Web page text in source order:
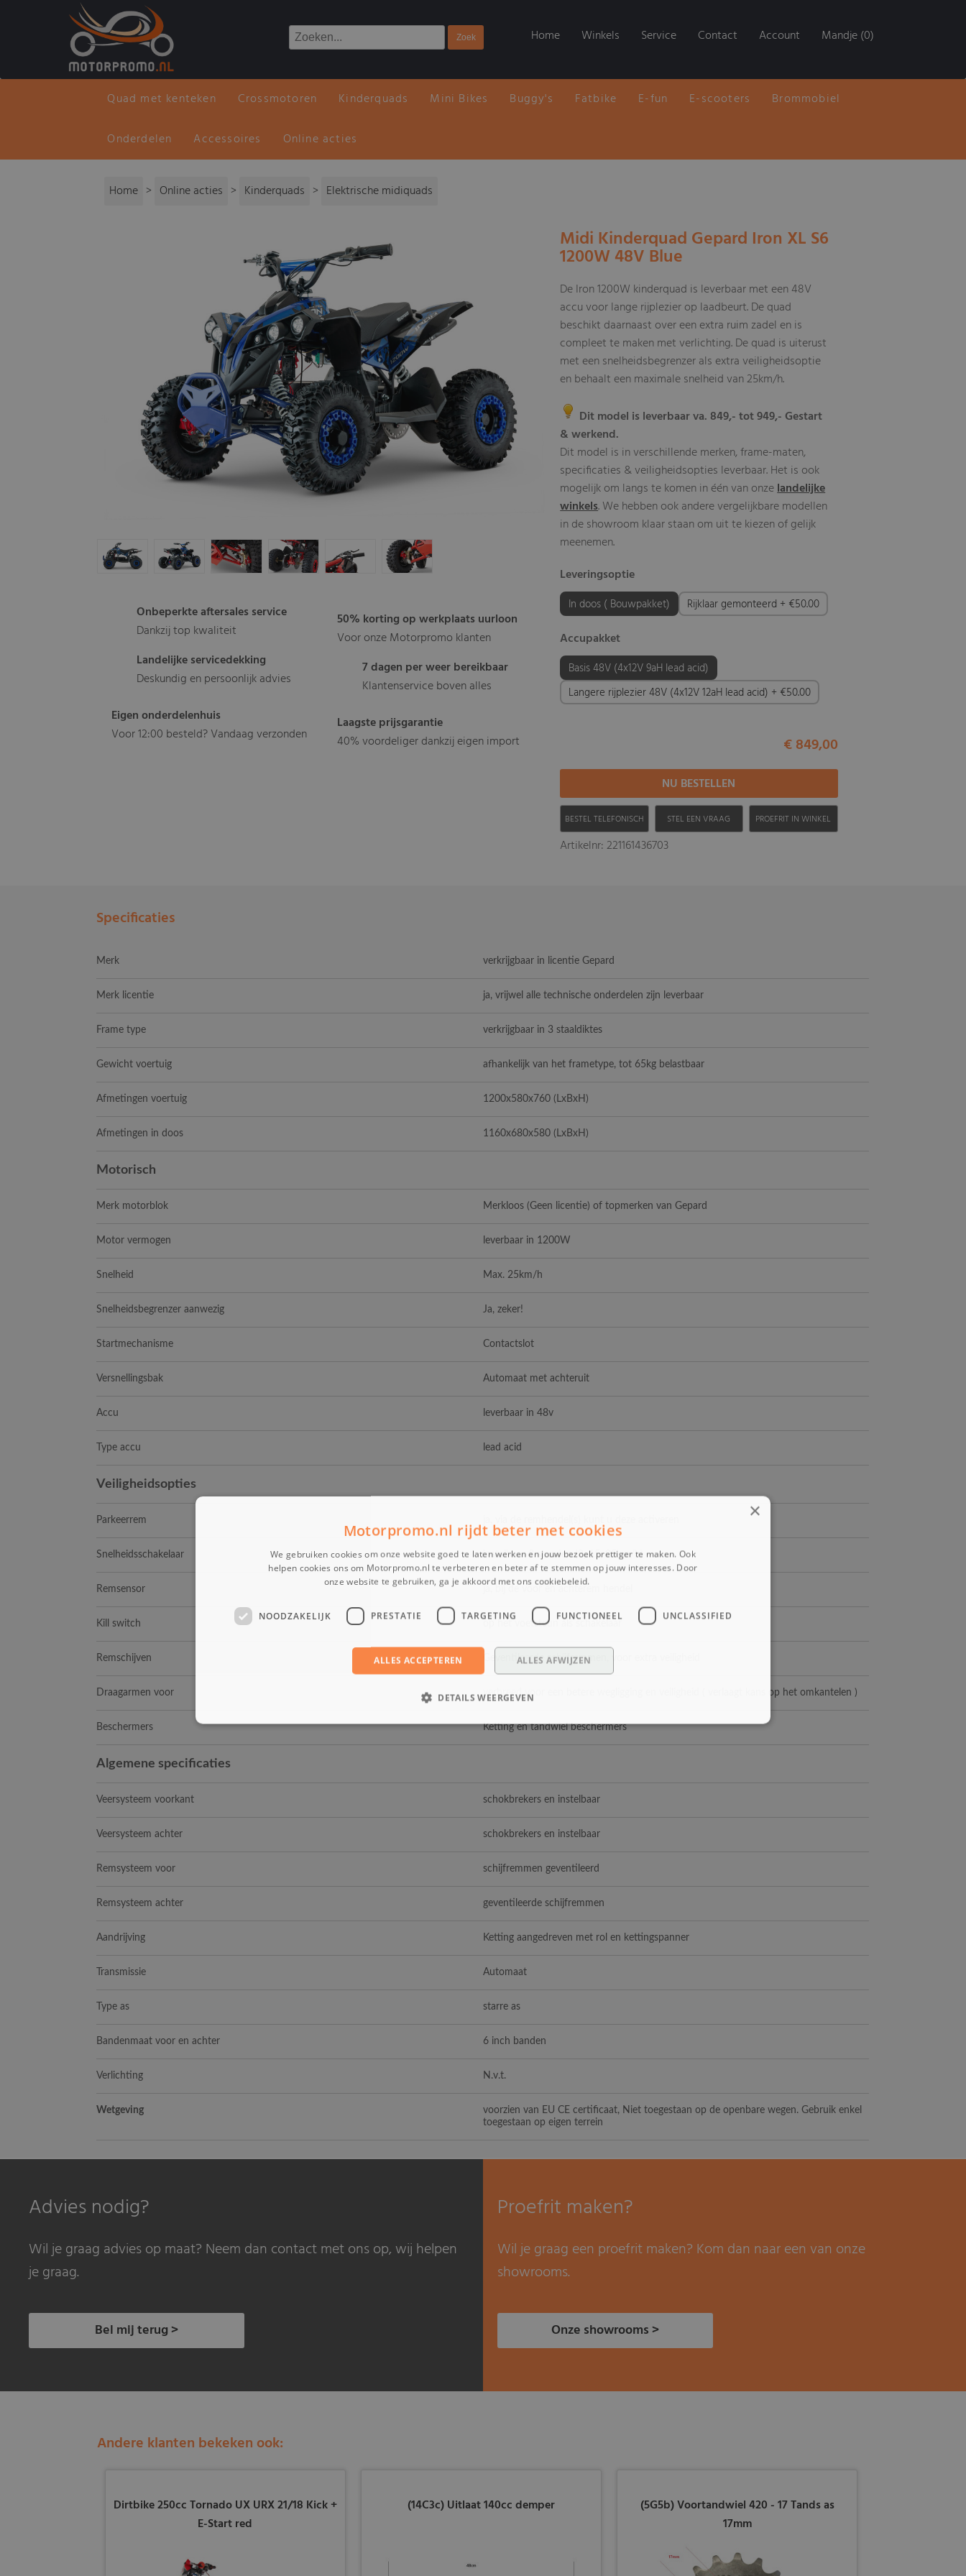
Home Winkels Service Contact Account Mandje (0)
Quad met kenteken Crossmotoren Kinderquads Mini Bikes Buggy's Fatbike E-fun E-scooters Brommobiel
Onderdelen Accessoires Online acties
Home > Online acties > Kinderquads > Elektrische midiquads
Onbeperkte aftersales service
Dankzij top kwaliteit
Landelijke servicedekking
Deskundig en persoonlijk advies
Eigen onderdelenhuis
Voor 12:00 besteld? Vandaag verzonden
50% korting op werkplaats uurloon
Voor onze Motorpromo klanten
7 dagen per weer bereikbaar
Klantenservice boven alles
Laagste prijsgarantie
40% voordeliger dankzij eigen import
Midi Kinderquad Gepard Iron XL S6
1200W 48V Blue
De Iron 1200W kinderquad is leverbaar met een 48V
accu voor lange rijplezier op laadbeurt. De quad
beschikt daarnaast over een extra ruim zadel en is
compleet te maken met verlichting. De quad is uiterust
met een snelheidsbegrenzer als extra veiligheidsoptie
en behaalt een maximale snelheid van 25km/h.
Dit model is leverbaar va. 849,- tot 949,- Gestart
& werkend.
Dit model is in verschillende merken, frame-maten,
specificaties & veiligheidsopties leverbaar. Het is ook
mogelijk om langs te komen in één van onzelandelijke
winkels. We hebben ook andere vergelijkbare modellen
in de showroom klaar staan om uit te kiezen of gelijk
meenemen.
Leveringsoptie
In doos ( Bouwpakket) Rijklaar gemonteerd + €50.00
Accupakket
Basis 48V (4x12V 9aH lead acid)
Langere rijplezier 48V (4x12V 12aH lead acid) + €50.00
€ 849,00
BESTEL TELEFONISCH STEL EEN VRAAG PROEFRIT IN WINKEL
Artikelnr: 221161436703
Specificaties
Merk verkrijgbaar in licentie Gepard
Merk licentie ja, vrijwel alle technische onderdelen zijn leverbaar
Frame type verkrijgbaar in 3 staaldiktes
Gewicht voertuig afhankelijk van het frametype, tot 65kg belastbaar
Afmetingen voertuig 1200x580x760 (LxBxH)
Afmetingen in doos 1160x680x580 (LxBxH)
Motorisch
Merk motorblok Merkloos (Geen licentie) of topmerken van Gepard
Motor vermogen leverbaar in 1200W
Snelheid Max. 25km/h
Snelheidsbegrenzer aanwezig Ja, zeker!
Startmechanisme Contactslot
Versnellingsbak Automaat met achteruit
Accu leverbaar in 48v
Type accu lead acid
Veiligheidsopties
Parkeerrem
Snelheidsschakelaar instelbaar 3 standen (8, 15, 25km/h)
Remsensor
Kill switch op het voetsteun als schakelaar
Remschijven Geventileerde schijfremmen, voor extra veiligheid
Draagarmen voor verbreed voor een betere wegligging en veiligheid ( verlaagt kans op het omkantelen )
Beschermers Ketting en tandwiel beschermers
Algemene specificaties
Veersysteem voorkant schokbrekers en instelbaar
Veersysteem achter schokbrekers en instelbaar
Remsysteem voor schijfremmen geventileerd
Remsysteem achter geventileerde schijfremmen
Aandrijving Ketting aangedreven met rol en kettingspanner
Transmissie Automaat
Type as starre as
Bandenmaat voor en achter 6 inch banden
Verlichting N.v.t.
Wetgeving
voorzien van EU CE certificaat, Niet toegestaan op de openbare wegen. Gebruik enkel
toegestaan op eigen terrein
Advies nodig?
Wil je graag advies op maat? Neem dan contact met ons op, wij helpen
je graag.
Bel mij terug >
Proefrit maken?
Wil je graag een proefrit maken? Kom dan naar een van onze
showrooms.
Onze showrooms >
Andere klanten bekeken ook:
Dirtbike 250cc Tornado UX URX 21/18 Kick +
E-Start red
(14C3c) Uitlaat 140cc demper
(5G5b) Voortandwiel 420 - 17 Tands as
17mm
×
Motorpromo.nl rijdt beter met cookies
We gebruiken cookies om onze website goed te laten werken en jouw bezoek prettiger te maken. Ook
helpen cookies ons om Motorpromo.nl te verbeteren en beter af te stemmen op jouw interesses. Door
onze website te gebruiken, ga je akkoord met ons cookiebeleid.
NOODZAKELIJK PRESTATIE TARGETING FUNCTIONEEL UNCLASSIFIED
ALLES ACCEPTEREN ALLES AFWIJZEN
DETAILS WEERGEVEN